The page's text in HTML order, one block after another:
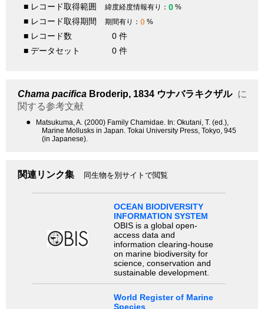
■ レコード取得範囲 緯度経度情報有り： 0 %
■ レコード取得期間 期間有り： 0 %
■ レコード数
0 件
■ データセット
0 件
Chama pacifica Broderip, 1834 ウナバラキクザル に
関する参考文献
●
Matsukuma, A. (2000) Family Chamidae. In: Okutani, T. (ed.),
Marine Mollusks in Japan. Tokai University Press, Tokyo, 945
(in Japanese).
関連リンク集 同生物を別サイトで閲覧
OCEAN BIODIVERSITY
INFORMATION SYSTEM
OBIS is a global open-
access data and
information clearing-house
on marine biodiversity for
science, conservation and
sustainable development.
World Register of Marine
Species